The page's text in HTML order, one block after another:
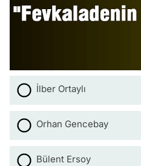
İlber Ortaylı
Orhan Gencebay
Bülent Ersoy